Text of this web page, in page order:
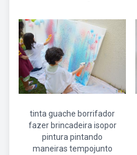
tinta guache borrifador
fazer brincadeira isopor
pintura pintando
maneiras tempojunto